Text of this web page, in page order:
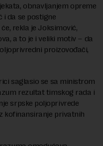
obnavljanjem opreme
i da se postigne
rekla je Joksimović,
a to je i veliki motiv – da
proizovođači,
saglasio se sa ministrom
rezultat timskog rada i
srpske poljoprivrede
kofinansiranje privatnih